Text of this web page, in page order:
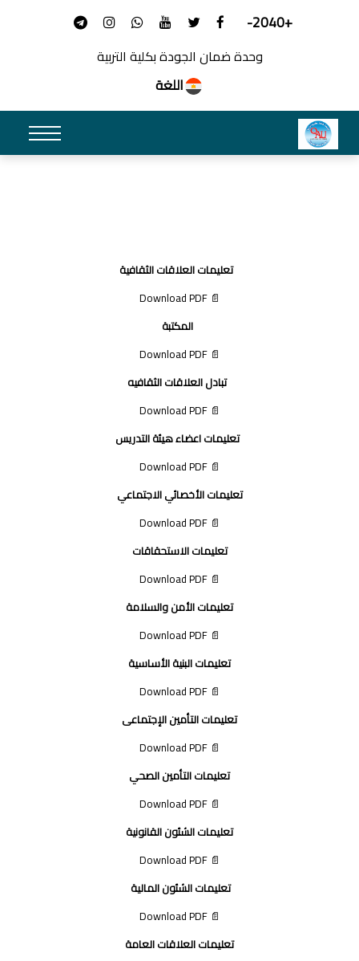
+2040-
وحدة ضمان الجودة بكلية التربية
اللغة
تعليمات العلاقات الثقافية
📄 Download PDF
المكتبة
📄 Download PDF
تبادل العلاقات الثقافيه
📄 Download PDF
تعليمات اعضاء هيئة التدريس
📄 Download PDF
تعليمات الأخصائي الاجتماعي
📄 Download PDF
تعليمات الاستحقاقات
📄 Download PDF
تعليمات الأمن والسلامة
📄 Download PDF
تعليمات البنية الأساسية
📄 Download PDF
تعليمات التأمين الإجتماعى
📄 Download PDF
تعليمات التأمين الصحي
📄 Download PDF
تعليمات الشئون القانونية
📄 Download PDF
تعليمات الشئون المالية
📄 Download PDF
تعليمات العلاقات العامة